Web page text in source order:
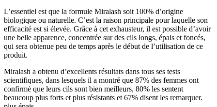
L’essentiel est que la formule Miralash soit 100% d’origine
biologique ou naturelle. C’est la raison principale pour laquelle son
efficacité est si élevée. Grâce à cet exhausteur, il est possible d’avoir
une belle apparence, concentrée sur des cils longs, épais et foncés,
qui sera obtenue peu de temps après le début de l’utilisation de ce
produit.
Miralash a obtenu d’excellents résultats dans tous ses tests
scientifiques, dans lesquels il a montré que 87% des femmes ont
confirmé que leurs cils sont bien meilleurs, 80% les sentent
beaucoup plus forts et plus résistants et 67% disent les remarquer.